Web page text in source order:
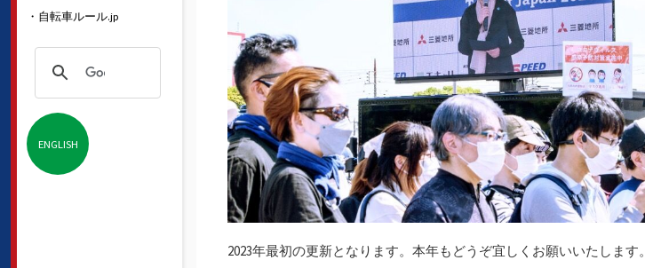
・自転車ルール.jp
ENGLISH
2023年最初の更新となります。本年もどうぞ宜しくお願いいたします。